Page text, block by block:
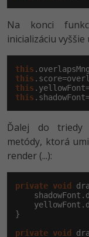
Na konci
inicializáciu
this
this
this
this
Ďalej do triedy
metódy, ktorá
render (...):
private void
}
private void